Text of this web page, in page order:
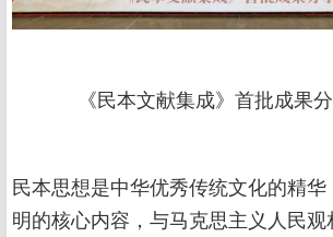
《民本文献集成》首批成果
民本思想是中华优秀传统文化的精
明的核心内容，与马克思主义人民观